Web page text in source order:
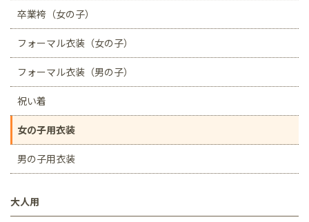
卒業袴（女の子）
フォーマル衣装（女の子）
フォーマル衣装（男の子）
祝い着
女の子用衣装
男の子用衣装
大人用